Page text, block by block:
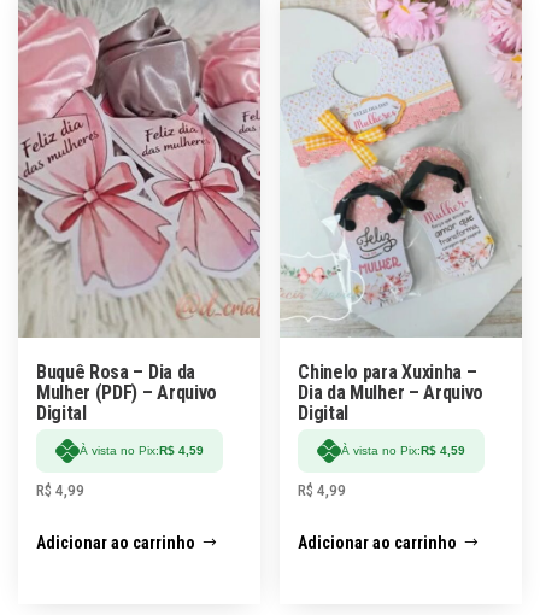
Buquê Rosa – Dia da
Mulher (PDF) – Arquivo
Digital
À vista no Pix:R$ 4,59
R$ 4,99
Adicionar ao carrinho
Chinelo para Xuxinha –
Dia da Mulher – Arquivo
Digital
À vista no Pix:R$ 4,59
R$ 4,99
Adicionar ao carrinho